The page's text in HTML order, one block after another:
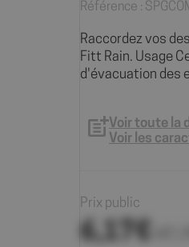
Référence :
Raccordez vos
Fitt Rain. Usage
d'évacuation des
Voir toute la
Voir les
Prix public
6,17€